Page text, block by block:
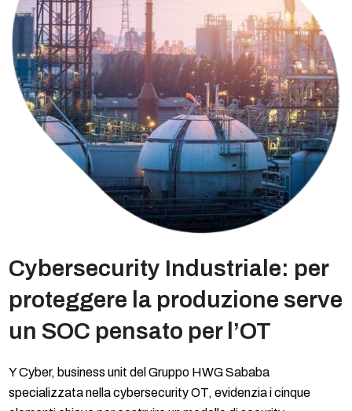
Cybersecurity Industriale: per
proteggere la produzione serve
un SOC pensato per l’OT
Y Cyber, business unit del Gruppo HWG Sababa
specializzata nella cybersecurity OT, evidenzia i cinque